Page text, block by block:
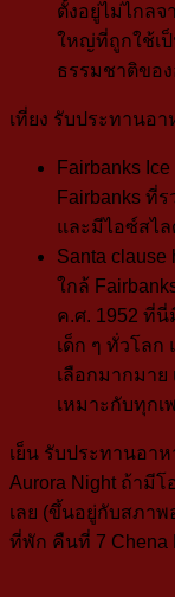
ตั้งอยู่ไม่ไกลจ
ใหญ่ที่ถูกใช้เ
ธรรมชาติขอ
เที่ยง รับประทานอา
Fairbanks
Fairbanks ที่
และมีไอซ์สไล
Santa clause
ใกล้
ค.ศ. 1952 ที่นี่
เด็ก ๆ ทั่วโล
เลือกมากมาย
เหมาะกับทุกเ
เย็น รับประทานอา
Aurora Night ถ้ามี
เลย (ขึ้นอยู่กับสภาพ
ที่พัก คืนที่ 7 Chena